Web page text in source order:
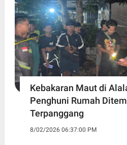
Kebakaran Maut di
Penghuni Rumah
Terpanggang
8/02/2026 06:37:00 PM